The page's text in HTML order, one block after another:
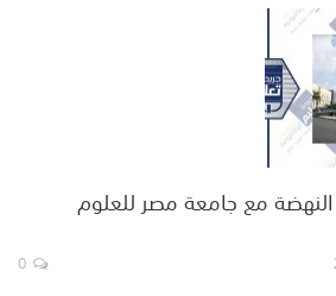
النهضة مع جامعة مصر للعلوم